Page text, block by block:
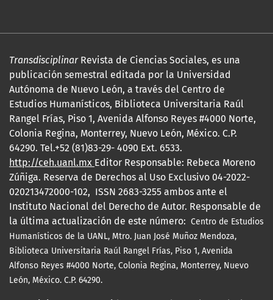
TransdisciplinarRevista de Ciencias Sociales, es una
publicación semestral editada por la Universidad
Autónoma de Nuevo León, a través del Centro de
Estudios Humanísticos, Biblioteca Universitaria Raúl
Rangel Frías, Piso 1, Avenida Alfonso Reyes #4000 Norte,
Colonia Regina, Monterrey, Nuevo León, México. C.P.
64290. Tel.+52 (81)83-29- 4090 Ext. 6533.
http://ceh.uanl.mx Editor Responsable: Rebeca Moreno
Zúñiga. Reserva de Derechos al Uso Exclusivo 04-2022-
020213472000-102, ISSN 2683-3255 ambos ante el
Instituto Nacional del Derecho de Autor. Responsable de
la última actualización de este número: Centro de Estudios
Humanísticos de la UANL, Mtro. Juan José Muñoz Mendoza,
Biblioteca Universitaria Raúl Rangel Frías, Piso 1, Avenida
Alfonso Reyes #4000 Norte, Colonia Regina, Monterrey, Nuevo
León, México. C.P. 64290.